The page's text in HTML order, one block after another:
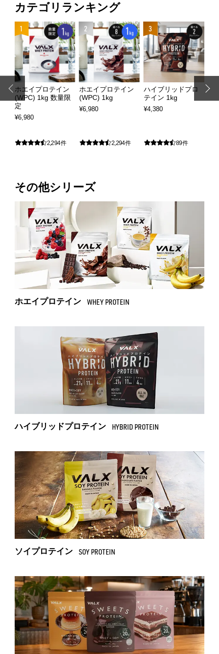
カテゴリランキング
1
ホエイプロテイン
(WPC) 1kg 数量限
定
¥6,980
2,294件
2
ホエイプロテイン
(WPC) 1kg
¥6,980
2,294件
3
ハイブリッドプロ
テイン 1kg
¥4,380
89件
ス
その他シリーズ
ホエイプロテイン WHEY PROTEIN
ハイブリッドプロテイン HYBRID PROTEIN
ソイプロテイン SOY PROTEIN